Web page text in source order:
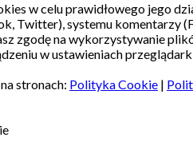
w celu prawidłowego jego
Twitter), systemu komentarzy
zgodę na wykorzystywanie
w ustawieniach
stronach: Polityka Cookie |